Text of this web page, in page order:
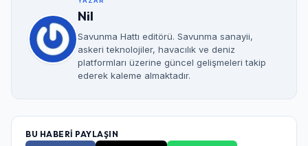
Nil
Savunma Hattı editörü. Savunma sanayii,
askeri teknolojiler, havacılık ve deniz
platformları üzerine güncel gelişmeleri takip
ederek kaleme almaktadır.
BU HABERİ PAYLAŞIN